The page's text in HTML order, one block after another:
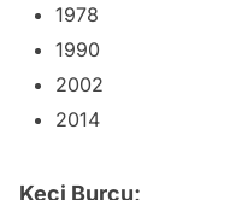
1978
1990
2002
2014
Keçi Burcu;